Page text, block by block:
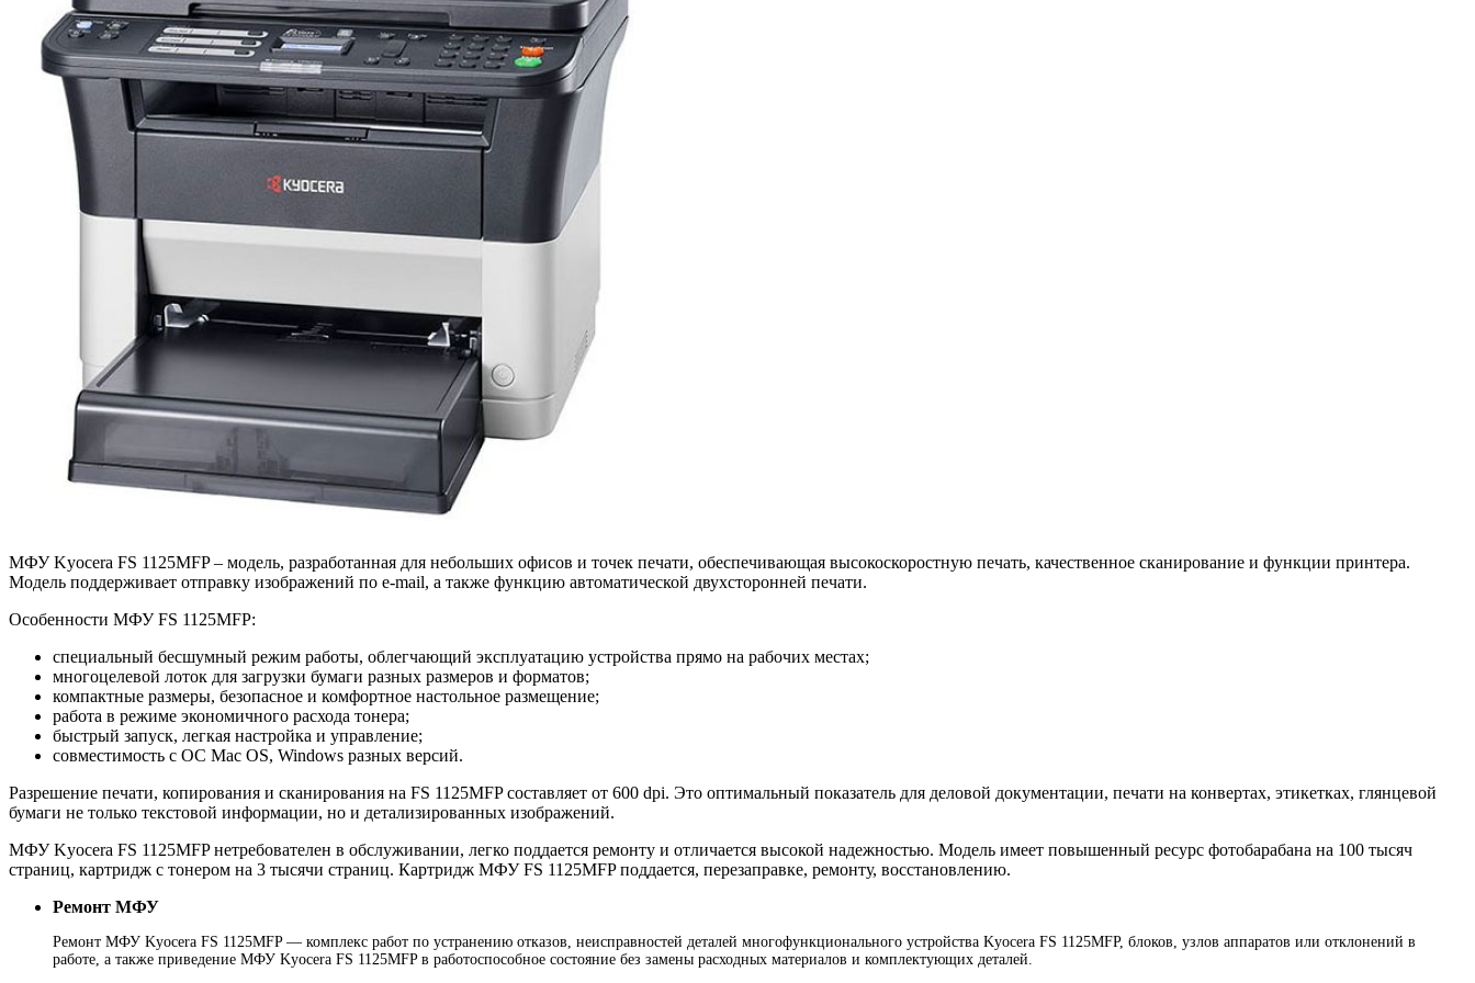
МФУ Kyocera FS 1125MFP – модель, разработанная для небольших офисов и точек печати, обеспечивающая высокоскоростную печать, качественное сканирование и функции принтера.
Модель поддерживает отправку изображений по e-mail, а также функцию автоматической двухсторонней печати.
Особенности МФУ FS 1125MFP:
специальный бесшумный режим работы, облегчающий эксплуатацию устройства прямо на рабочих местах;
многоцелевой лоток для загрузки бумаги разных размеров и форматов;
компактные размеры, безопасное и комфортное настольное размещение;
работа в режиме экономичного расхода тонера;
быстрый запуск, легкая настройка и управление;
совместимость с ОС Mac OS, Windows разных версий.
Разрешение печати, копирования и сканирования на FS 1125MFP составляет от 600 dpi. Это оптимальный показатель для деловой документации, печати на конвертах, этикетках, глянцевой
бумаги не только текстовой информации, но и детализированных изображений.
МФУ Kyocera FS 1125MFP нетребователен в обслуживании, легко поддается ремонту и отличается высокой надежностью. Модель имеет повышенный ресурс фотобарабана на 100 тысяч
страниц, картридж с тонером на 3 тысячи страниц. Картридж МФУ FS 1125MFP поддается, перезаправке, ремонту, восстановлению.
Ремонт МФУ
Ремонт МФУ Kyocera FS 1125MFP — комплекс работ по устранению отказов, неисправностей деталей многофункционального устройства Kyocera FS 1125MFP, блоков, узлов аппаратов или отклонений в
работе, а также приведение МФУ Kyocera FS 1125MFP в работоспособное состояние без замены расходных материалов и комплектующих деталей.